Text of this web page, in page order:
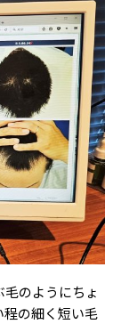
のようにちょ
の細く短い毛